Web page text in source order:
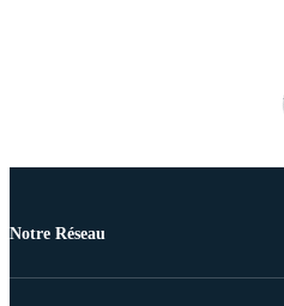
Notre Réseau